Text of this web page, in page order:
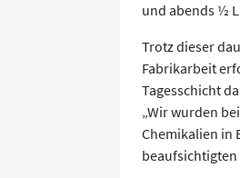
und abends ½
Trotz dieser
Fabrikarbeit
Tagesschicht
„Wir wurden
Chemikalien in
beaufsichtigten